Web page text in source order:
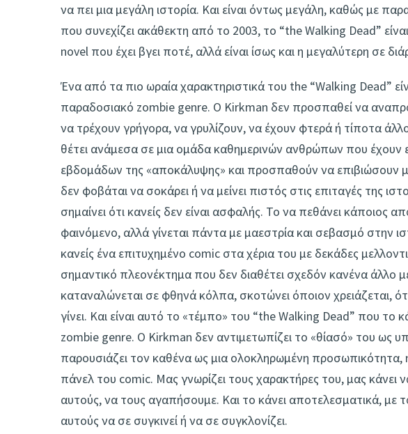
να πει μια μεγάλη ιστορία. Και είναι όντως μεγάλη, καθώς με
που συνεχίζει ακάθεκτη από το 2003, το “the Walking Dead”
novel που έχει βγει ποτέ, αλλά είναι ίσως και η μεγαλύτερη σε
Ένα από τα πιο ωραία χαρακτηριστικά του the “Walking Dead”
παραδοσιακό zombie genre. Ο Kirkman δεν προσπαθεί να
να τρέχουν γρήγορα, να γρυλίζουν, να έχουν φτερά ή τίποτα
θέτει ανάμεσα σε μια ομάδα καθημερινών ανθρώπων που έχουν
εβδομάδων της «αποκάλυψης» και προσπαθούν να
δεν φοβάται να σοκάρει ή να μείνει πιστός στις επιταγές της
σημαίνει ότι κανείς δεν είναι ασφαλής. Το να πεθάνει κάποιος
φαινόμενο, αλλά γίνεται πάντα με μαεστρία και σεβασμό στην
κανείς ένα επιτυχημένο comic στα χέρια του με δεκάδες
σημαντικό πλεονέκτημα που δεν διαθέτει σχεδόν κανένα άλλο
καταναλώνεται σε φθηνά κόλπα, σκοτώνει όποιον χρειάζεται,
γίνει. Και είναι αυτό το «τέμπο» του “the Walking Dead” που το
zombie genre. Ο Kirkman δεν αντιμετωπίζει το «θίασό» του ως
παρουσιάζει τον καθένα ως μια ολοκληρωμένη προσωπικότητα,
πάνελ του comic. Μας γνωρίζει τους χαρακτήρες του, μας κάνει
αυτούς, να τους αγαπήσουμε. Και το κάνει αποτελεσματικά, με
αυτούς να σε συγκινεί ή να σε συγκλονίζει.